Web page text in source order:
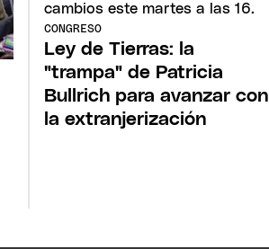
CONGRESO
Ley de Tierras: la
"trampa" de Patricia
Bullrich para avanzar con
la extranjerización